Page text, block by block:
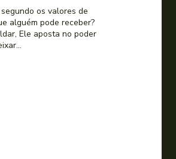
os valores de
alguém pode receber?
Ele aposta no poder